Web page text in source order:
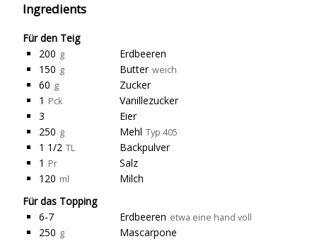
Ingredients
Für den Teig
200 g
Erdbeeren
150 g Butter weich
60 g
Zucker
1 Pck
Vanillezucker
3
Eier
250 g Mehl Typ 405
1 1/2 TL
Backpulver
1 Pr
Salz
120 ml
Milch
Für das Topping
6-7
Erdbeeren etwa eine hand voll
250 g
Mascarpone